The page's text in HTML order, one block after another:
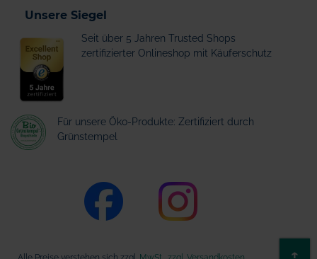
Unsere Siegel
Seit über 5 Jahren Trusted Shops
zertifizierter Onlineshop mit Käuferschutz
Für unsere Öko-Produkte: Zertifiziert durch
Grünstempel
↑